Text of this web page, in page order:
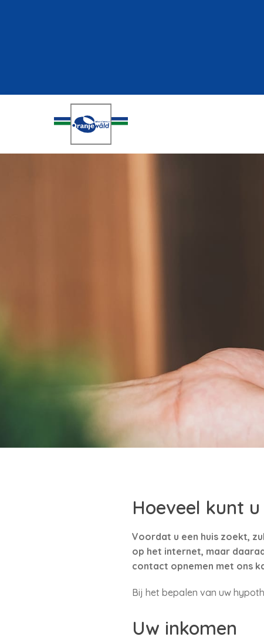
Hoeveel kunt u
Voordat u een huis zoekt,
op het internet, maar
contact opnemen met ons
Bij het bepalen van uw
Uw inkomen